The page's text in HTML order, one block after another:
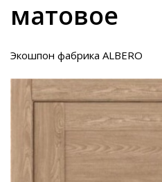
матовое
Экошпон фабрика ALBERO